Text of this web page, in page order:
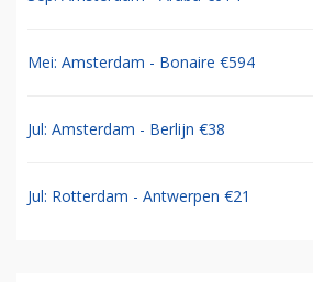
Mei: Amsterdam - Bonaire €594
Jul: Amsterdam - Berlijn €38
Jul: Rotterdam - Antwerpen €21